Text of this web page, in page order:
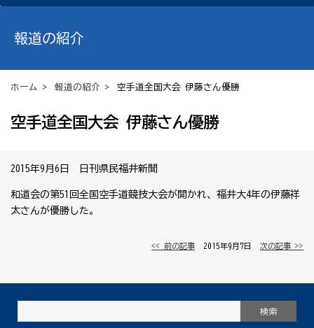
報道の紹介
ホーム > 報道の紹介 > 空手道全国大会 伊藤さん優勝
空手道全国大会 伊藤さん優勝
2015年9月6日 日刊県民福井新聞
和道会の第51回全国空手道競技大会が開かれ、福井大4年の伊藤祥
太さんが優勝した。
<< 前の記事 │ 2015年9月7日 │次の記事 >>